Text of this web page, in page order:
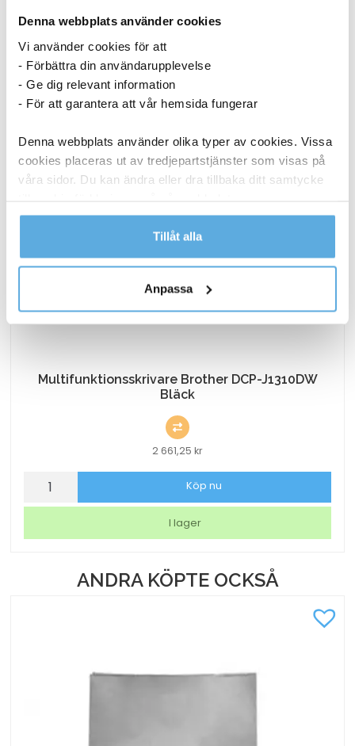
Denna webbplats använder cookies
Vi använder cookies för att
- Förbättra din användarupplevelse
- Ge dig relevant information
- För att garantera att vår hemsida fungerar
Denna webbplats använder olika typer av cookies. Vissa
cookies placeras ut av tredjepartstjänster som visas på
våra sidor. Du kan ändra eller dra tillbaka ditt samtycke
Läs mer i vår integritetspolicy om vilka vi är, hur du
kontaktar oss och på vilket sätt vi behandlar
Tillåt alla
Anpassa
LIKNANDE PRODUKTER
Multifunktionsskrivare Brother DCP-J1310DW
Bläck
2 661,25 kr
Multifunktionsskrivare
J1310DW
Köp nu
I lager
ANDRA KÖPTE OCKSÅ